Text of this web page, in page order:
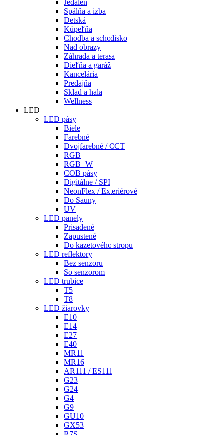
Jedáleň
Spálňa a izba
Detská
Kúpeľňa
Chodba a schodisko
Nad obrazy
Záhrada a terasa
Dieľňa a garáž
Kancelária
Predajňa
Sklad a hala
Wellness
LED
LED pásy
Biele
Farebné
Dvojfarebné / CCT
RGB
RGB+W
COB pásy
Digitálne / SPI
NeonFlex / Exteriérové
Do Sauny
UV
LED panely
Prisadené
Zapustené
Do kazetového stropu
LED reflektory
Bez senzoru
So senzorom
LED trubice
T5
T8
LED žiarovky
E10
E14
E27
E40
MR11
MR16
AR111 / ES111
G23
G24
G4
G9
GU10
GX53